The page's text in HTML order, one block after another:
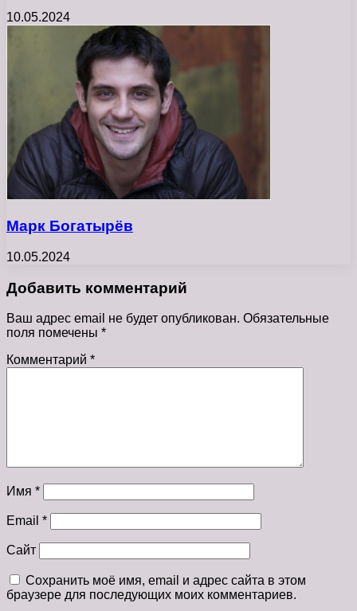
10.05.2024
Марк Богатырёв
10.05.2024
Добавить комментарий
Ваш адрес email не будет опубликован. Обязательные
поля помечены *
Комментарий *
Имя *
Email *
Сайт
Сохранить моё имя, email и адрес сайта в этом
браузере для последующих моих комментариев.